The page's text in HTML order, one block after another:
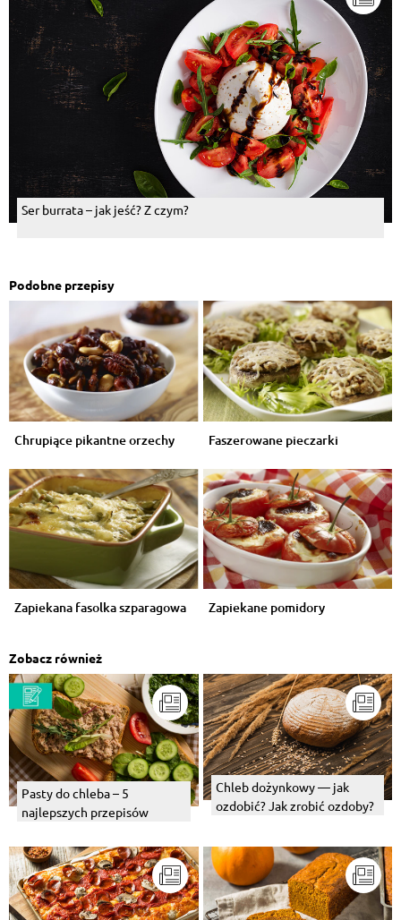
Ser burrata – jak jeść? Z czym?
Podobne przepisy
Chrupiące pikantne orzechy Faszerowane pieczarki
Zapiekana fasolka szparagowa Zapiekane pomidory
Zobacz również
Pasty do chleba – 5
najlepszych przepisów
Chleb dożynkowy — jak
ozdobić? Jak zrobić ozdoby?